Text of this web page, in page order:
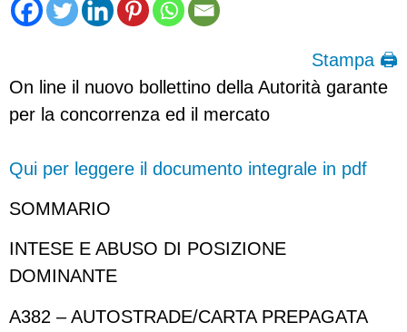
Stampa 🖨
On line il nuovo bollettino della Autorità garante
per la concorrenza ed il mercato
Qui per leggere il documento integrale in pdf
SOMMARIO
INTESE E ABUSO DI POSIZIONE
DOMINANTE
A382 – AUTOSTRADE/CARTA PREPAGATA